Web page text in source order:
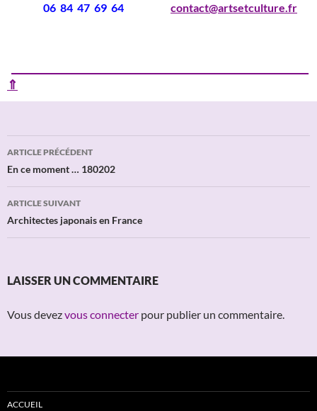
06 84 47 69 64 contact@artsetculture.fr
⇑
Navigation
des
articles
ARTICLE PRÉCÉDENT
En ce moment … 180202
ARTICLE SUIVANT
Architectes japonais en France
LAISSER UN COMMENTAIRE
Vous devezvous connecter pour publier un commentaire.
ACCUEIL